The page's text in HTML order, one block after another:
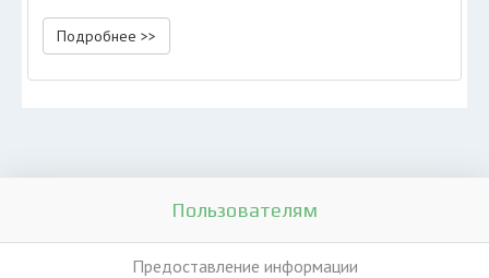
Подробнее >>
Пользователям
Предоставление информации